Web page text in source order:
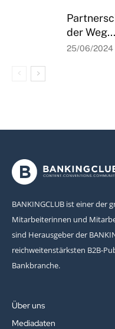
der Weg...
25/06/2024
BANKINGCLUB ist einer der
Mitarbeiterinnen und
sind Herausgeber der
reichweitenstärksten B2B-
Bankbranche.
Über uns
Mediadaten